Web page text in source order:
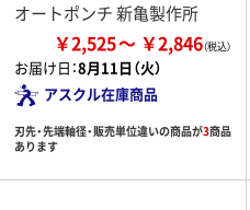
オートポンチ 新亀製作所
￥2,525 ￥2,846
お届け日：8月11日（火）
アスクル在庫商品
刃先・先端軸径・販売単位違いの商品が3商品
あります